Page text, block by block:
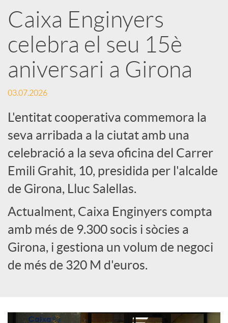
a
r
x
e
s
S
o
c
Caixa Enginyers
celebra el seu 15è
aniversari a Girona
03.07.2026
L'entitat cooperativa commemora la
seva arribada a la ciutat amb una
celebració a la seva oficina del Carrer
Emili Grahit, 10, presidida per l'alcalde
de Girona, Lluc Salellas.
Actualment, Caixa Enginyers compta
amb més de 9.300 socis i sòcies a
Girona, i gestiona un volum de negoci
de més de 320 M d'euros.